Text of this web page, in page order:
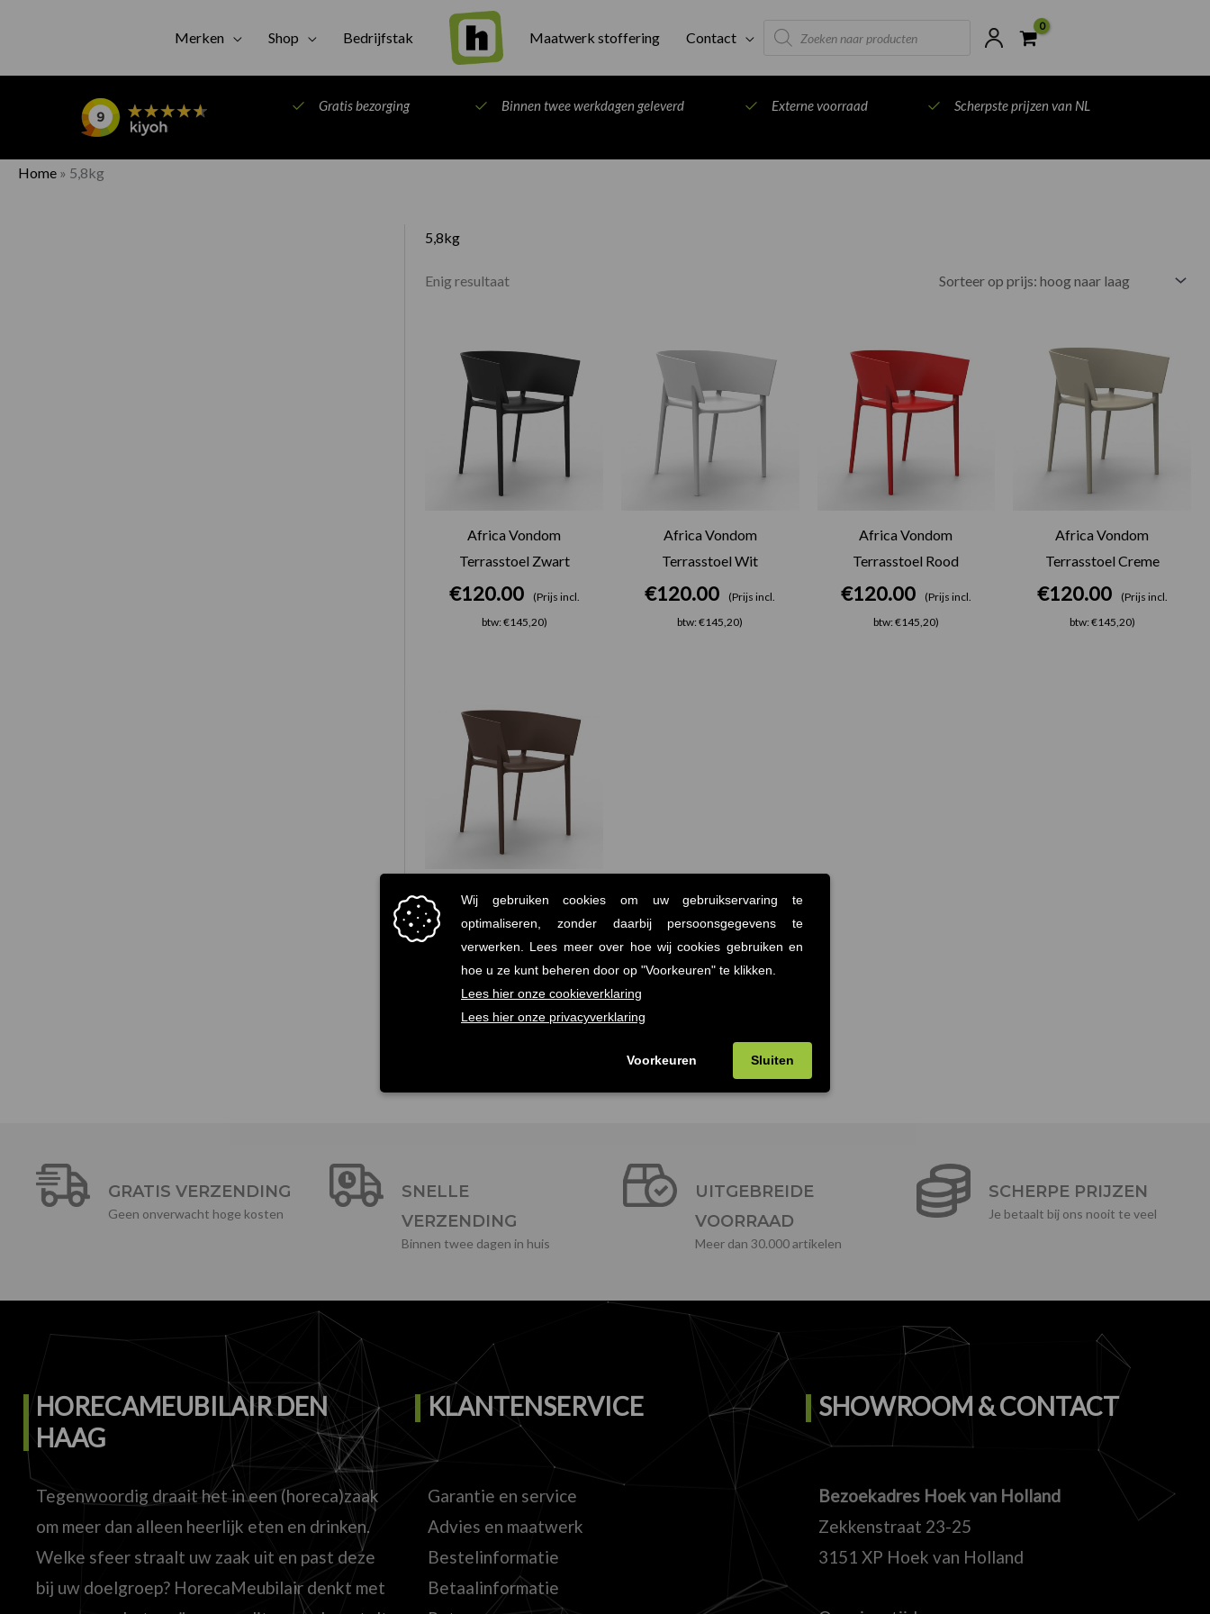
Merken Shop Bedrijfstak Maatwerk stoffering Contact
Products
search
Gratis bezorging Binnen twee werkdagen geleverd Externe voorraad Scherpste prijzen van NL
Home » 5,8kg
5,8kg
Enig resultaat
Africa Vondom
Terrasstoel Zwart
€120.00
(Prijs incl.
btw: €145,20)
Africa Vondom
Terrasstoel Wit
€120.00
(Prijs incl.
btw: €145,20)
Africa Vondom
Terrasstoel Rood
€120.00
(Prijs incl.
btw: €145,20)
Africa Vondom
Terrasstoel Creme
€120.00
(Prijs incl.
btw: €145,20)
Africa Vondom
Terrasstoel Brons
120.00
GRATIS VERZENDING
Geen onverwacht hoge kosten
SNELLE
VERZENDING
Binnen twee dagen in huis
UITGEBREIDE
VOORRAAD
Meer dan 30.000 artikelen
SCHERPE PRIJZEN
Je betaalt bij ons nooit te veel
HORECAMEUBILAIR DEN
HAAG
Tegenwoordig draait het in een (horeca)zaak
om meer dan alleen heerlijk eten en drinken.
Welke sfeer straalt uw zaak uit en past deze
bij uw doelgroep? HorecaMeubilair denkt met
KLANTENSERVICE
Garantie en service
Advies en maatwerk
Bestelinformatie
Betaalinformatie
SHOWROOM & CONTACT
Bezoekadres Hoek van Holland
Zekkenstraat 23-25
3151 XP Hoek van Holland